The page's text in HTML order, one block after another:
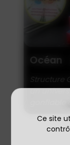
Ce site
Océan
Structure
un univers
gonflable